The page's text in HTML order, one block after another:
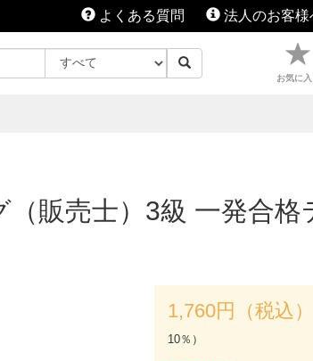
よくある質問 法人のお客様
お気に入
販売士）3級 一発合格
1,760円（税込）
10％）